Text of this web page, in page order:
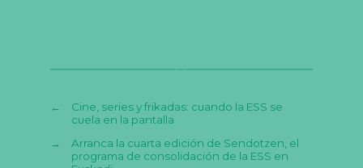
←
Cine, series y frikadas: cuando la ESS se
cuela en la pantalla
→
Arranca la cuarta edición de Sendotzen, el
programa de consolidación de la ESS en